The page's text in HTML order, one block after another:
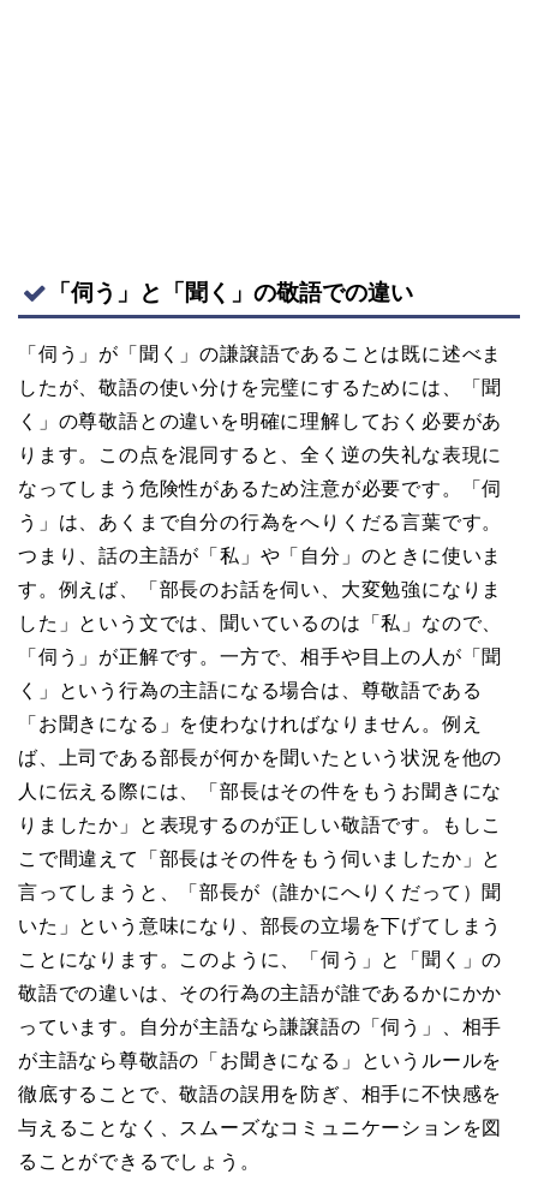
「伺う」と「聞く」の敬語での違い
「伺う」が「聞く」の謙譲語であることは既に述べま
したが、敬語の使い分けを完璧にするためには、「聞
く」の尊敬語との違いを明確に理解しておく必要があ
ります。この点を混同すると、全く逆の失礼な表現に
なってしまう危険性があるため注意が必要です。「伺
う」は、あくまで自分の行為をへりくだる言葉です。
つまり、話の主語が「私」や「自分」のときに使いま
す。例えば、「部長のお話を伺い、大変勉強になりま
した」という文では、聞いているのは「私」なので、
「伺う」が正解です。一方で、相手や目上の人が「聞
く」という行為の主語になる場合は、尊敬語である
「お聞きになる」を使わなければなりません。例え
ば、上司である部長が何かを聞いたという状況を他の
人に伝える際には、「部長はその件をもうお聞きにな
りましたか」と表現するのが正しい敬語です。もしこ
こで間違えて「部長はその件をもう伺いましたか」と
言ってしまうと、「部長が（誰かにへりくだって）聞
いた」という意味になり、部長の立場を下げてしまう
ことになります。このように、「伺う」と「聞く」の
敬語での違いは、その行為の主語が誰であるかにかか
っています。自分が主語なら謙譲語の「伺う」、相手
が主語なら尊敬語の「お聞きになる」というルールを
徹底することで、敬語の誤用を防ぎ、相手に不快感を
与えることなく、スムーズなコミュニケーションを図
ることができるでしょう。